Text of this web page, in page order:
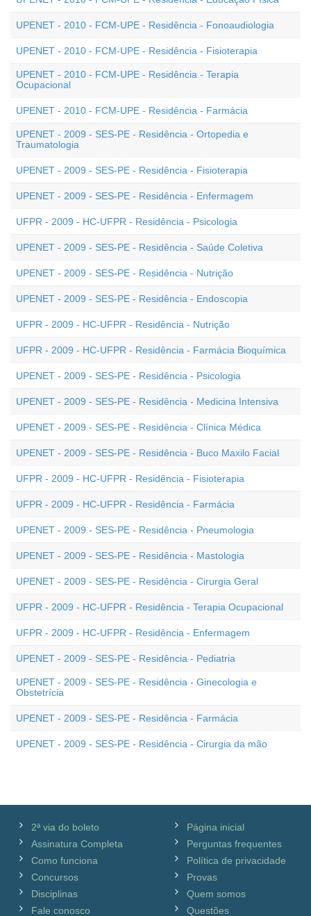
UPENET - 2010 - FCM-UPE - Residência - Fonoaudiologia
UPENET - 2010 - FCM-UPE - Residência - Fisioterapia
UPENET - 2010 - FCM-UPE - Residência - Terapia
Ocupacional
UPENET - 2010 - FCM-UPE - Residência - Farmácia
UPENET - 2009 - SES-PE - Residência - Ortopedia e
Traumatologia
UPENET - 2009 - SES-PE - Residência - Fisioterapia
UPENET - 2009 - SES-PE - Residência - Enfermagem
UFPR - 2009 - HC-UFPR - Residência - Psicologia
UPENET - 2009 - SES-PE - Residência - Saúde Coletiva
UPENET - 2009 - SES-PE - Residência - Nutrição
UPENET - 2009 - SES-PE - Residência - Endoscopia
UFPR - 2009 - HC-UFPR - Residência - Nutrição
UFPR - 2009 - HC-UFPR - Residência - Farmácia Bioquímica
UPENET - 2009 - SES-PE - Residência - Psicologia
UPENET - 2009 - SES-PE - Residência - Medicina Intensiva
UPENET - 2009 - SES-PE - Residência - Clínica Médica
UPENET - 2009 - SES-PE - Residência - Buco Maxilo Facial
UFPR - 2009 - HC-UFPR - Residência - Fisioterapia
UFPR - 2009 - HC-UFPR - Residência - Farmácia
UPENET - 2009 - SES-PE - Residência - Pneumologia
UPENET - 2009 - SES-PE - Residência - Mastologia
UPENET - 2009 - SES-PE - Residência - Cirurgia Geral
UFPR - 2009 - HC-UFPR - Residência - Terapia Ocupacional
UFPR - 2009 - HC-UFPR - Residência - Enfermagem
UPENET - 2009 - SES-PE - Residência - Pediatria
UPENET - 2009 - SES-PE - Residência - Ginecologia e
Obstetrícia
UPENET - 2009 - SES-PE - Residência - Farmácia
UPENET - 2009 - SES-PE - Residência - Cirurgia da mão
2ª via do boleto
Assinatura Completa
Como funciona
Concursos
Disciplinas
Fale conosco
Página inicial
Perguntas frequentes
Política de privacidade
Provas
Quem somos
Questões